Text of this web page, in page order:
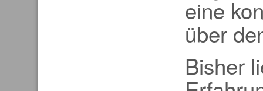
eine
über
Bisher